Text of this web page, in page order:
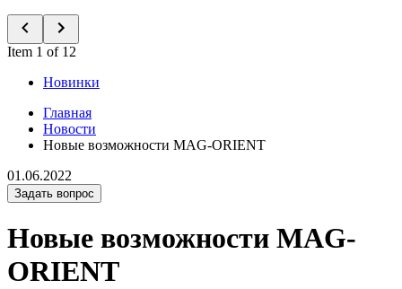
Item 1 of 12
Новинки
Главная
Новости
Новые возможности MAG-ORIENT
01.06.2022
Задать вопрос
Новые возможности MAG-
ORIENT